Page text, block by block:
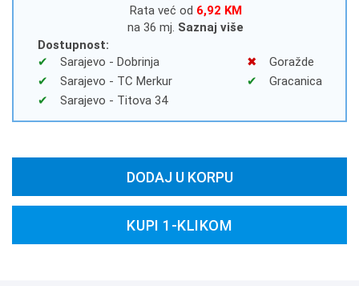
Rata već od 6,92 KM
na 36 mj. Saznaj više
Dostupnost:
Sarajevo - Dobrinja
Sarajevo - TC Merkur
Sarajevo - Titova 34
Goražde
Gracanica
DODAJ U KORPU
KUPI 1-KLIKOM